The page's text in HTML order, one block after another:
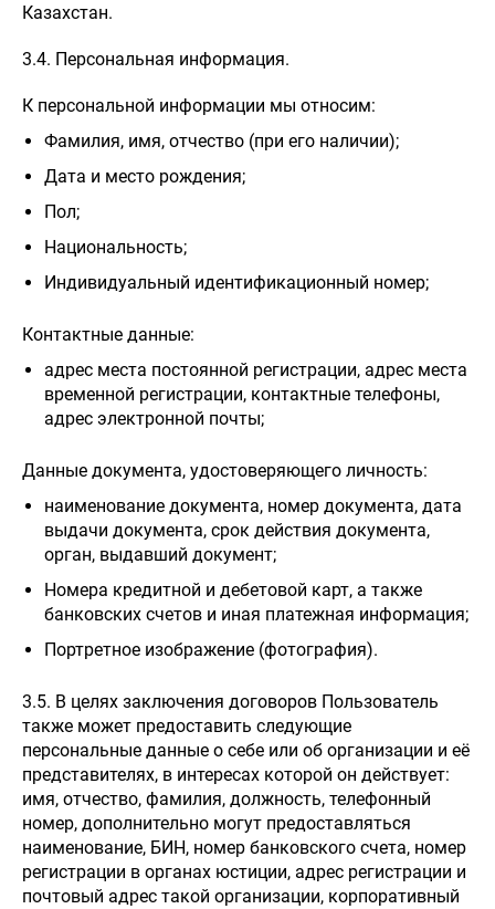
Казахстан.
3.4. Персональная информация.
К персональной информации мы относим:
Фамилия, имя, отчество (при его наличии);
Дата и место рождения;
Пол;
Национальность;
Индивидуальный идентификационный номер;
Контактные данные:
адрес места постоянной регистрации, адрес места
временной регистрации, контактные телефоны,
адрес электронной почты;
Данные документа, удостоверяющего личность:
наименование документа, номер документа, дата
выдачи документа, срок действия документа,
орган, выдавший документ;
Номера кредитной и дебетовой карт, а также
банковских счетов и иная платежная информация;
Портретное изображение (фотография).
3.5. В целях заключения договоров Пользователь
также может предоставить следующие
персональные данные о себе или об организации и её
представителях, в интересах которой он действует:
имя, отчество, фамилия, должность, телефонный
номер, дополнительно могут предоставляться
наименование, БИН, номер банковского счета, номер
регистрации в органах юстиции, адрес регистрации и
почтовый адрес такой организации, корпоративный